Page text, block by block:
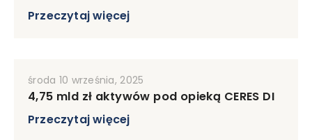
Przeczytaj więcej
środa 10 września, 2025
4,75 mld zł aktywów pod opieką CERES DI
Przeczytaj więcej